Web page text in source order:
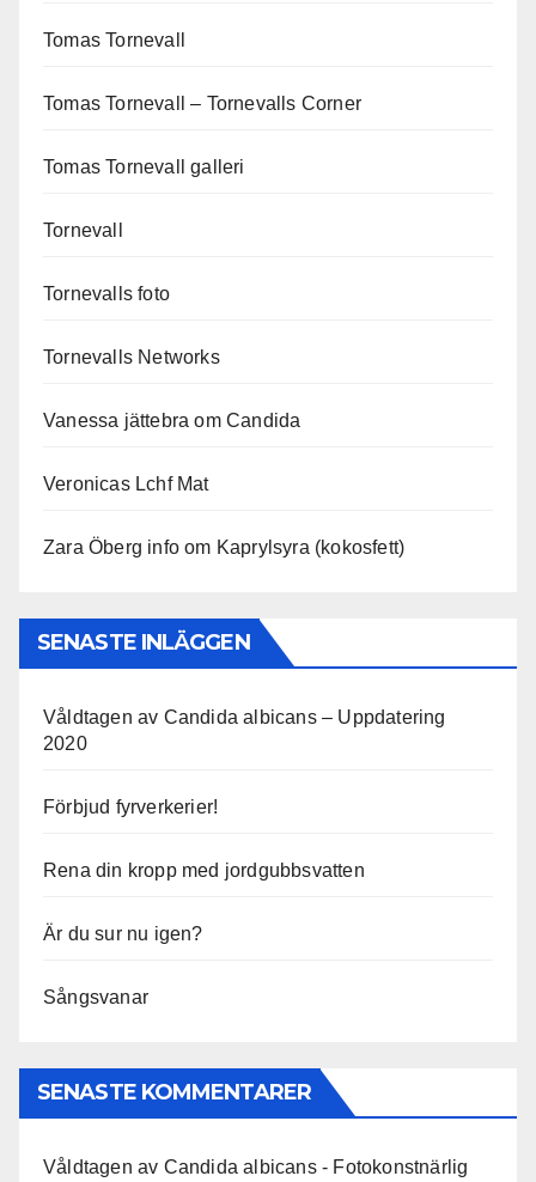
Tomas Tornevall
Tomas Tornevall – Tornevalls Corner
Tomas Tornevall galleri
Tornevall
Tornevalls foto
Tornevalls Networks
Vanessa jättebra om Candida
Veronicas Lchf Mat
Zara Öberg info om Kaprylsyra (kokosfett)
SENASTE INLÄGGEN
Våldtagen av Candida albicans – Uppdatering
2020
Förbjud fyrverkerier!
Rena din kropp med jordgubbsvatten
Är du sur nu igen?
Sångsvanar
SENASTE KOMMENTARER
Våldtagen av Candida albicans - Fotokonstnärlig